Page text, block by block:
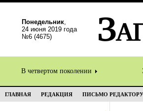
Понедельник,
24 июня 2019 года
№6 (4675)
В четвертом поколении
ГЛАВНАЯ РЕДАКЦИЯ ПИСЬМО РЕДАКТОРУ